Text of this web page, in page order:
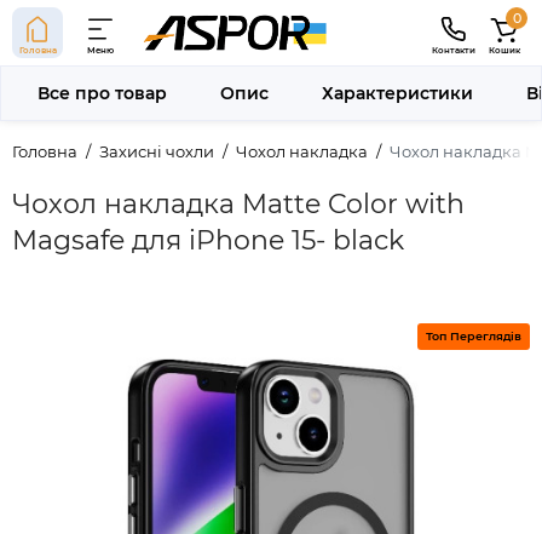
Головна Меню Контакти
0
Кошик
Головна Захисні чохли Чохол накладка Чохол накладка
Чохол накладка Matte Color with
Magsafe для iPhone 15- black
Все про товар Опис Характеристики
Топ Переглядів